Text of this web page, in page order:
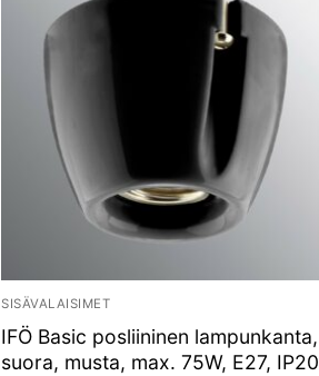
SISÄVALAISIMET
IFÖ Basic posliininen lampunkanta,
suora, musta, max. 75W, E27, IP20